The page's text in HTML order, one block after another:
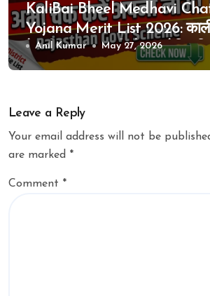
KaliBai Bheel Medhavi
Yojana Merit List 2026:
मेधावी छात्रा स्कूटी योजना मेरिट
जारी, अभी चेक करें अपना नाम!
Anil Kumar May 27, 2026
Leave a Reply
Your email address will not be
are marked *
Comment *